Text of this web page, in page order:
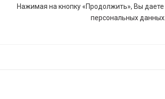
Нажимая на кнопку «Продолжить», Вы даете
персональных данных.